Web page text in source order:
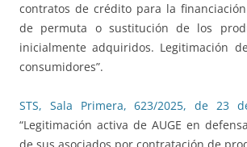
contratos de crédito para la
de permuta o sustitución de los
inicialmente adquiridos. Legitimación
consumidores”.
STS, Sala Primera, 623/2025, de 23
“Legitimación activa de AUGE en